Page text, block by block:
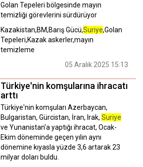
Golan Tepeleri bölgesinde mayın
temizliği görevlerini sürdürüyor
Kazakistan,BM,Barış Gücü,Suriye,Golan
Tepeleri,Kazak askerler,mayın
temizleme
05 Aralık 2025 15:13
Türkiye'nin komşularına ihracatı
arttı
​​​​​​​Türkiye'nin komşuları Azerbaycan,
Bulgaristan, Gürcistan, İran, Irak, Suriye
ve Yunanistan'a yaptığı ihracat, Ocak-
Ekim döneminde geçen yılın aynı
dönemine kıyasla yüzde 3,6 artarak 23
milyar doları buldu.